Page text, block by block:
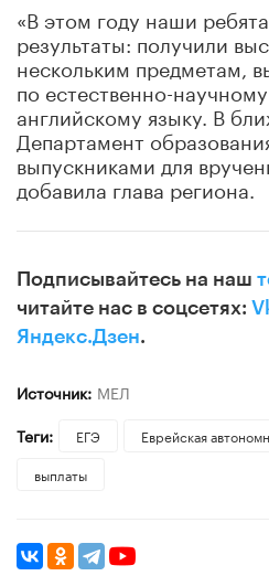
«В этом году наши
результаты: получили
нескольким предметам,
по естественно-
английскому языку. В
Департамент
выпускниками для
добавила глава региона.
Подписывайтесь на наш
читайте нас в соцсетях:
Яндекс.Дзен.
Источник: МЕЛ
Теги:
ЕГЭ Еврейская
выплаты